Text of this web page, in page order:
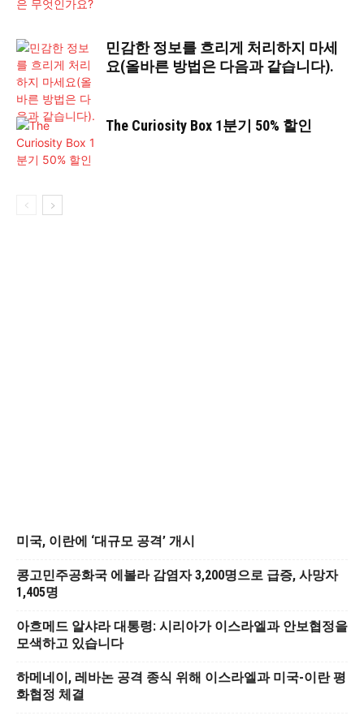
민감한 정보를 흐리게 처리하지 마세
요(올바른 방법은 다음과 같습니다).
The Curiosity Box 1분기 50% 할인
미국, 이란에 ‘대규모 공격’ 개시
콩고민주공화국 에볼라 감염자 3,200명으로 급증, 사망자
1,405명
아흐메드 알샤라 대통령: 시리아가 이스라엘과 안보협정을
모색하고 있습니다
하메네이, 레바논 공격 종식 위해 이스라엘과 미국-이란 평
화협정 체결